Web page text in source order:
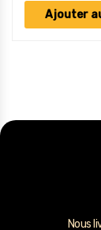
Ajouter
Nous